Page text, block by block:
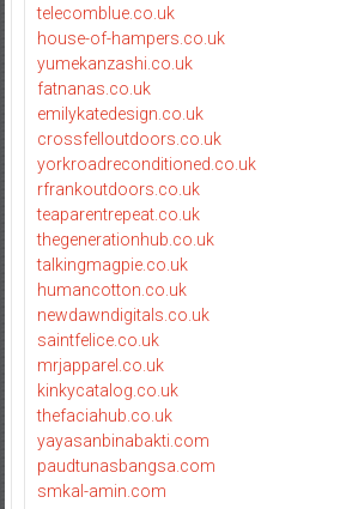
telecomblue.co.uk
house-of-hampers.co.uk
yumekanzashi.co.uk
fatnanas.co.uk
emilykatedesign.co.uk
crossfelloutdoors.co.uk
yorkroadreconditioned.co.uk
rfrankoutdoors.co.uk
teaparentrepeat.co.uk
thegenerationhub.co.uk
talkingmagpie.co.uk
humancotton.co.uk
newdawndigitals.co.uk
saintfelice.co.uk
mrjapparel.co.uk
kinkycatalog.co.uk
thefaciahub.co.uk
yayasanbinabakti.com
paudtunasbangsa.com
smkal-amin.com